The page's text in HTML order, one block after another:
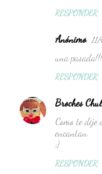
r
i
RESPONDER
Anónimo
una
RESPONDER
Broches
Como te dije
encantan.
:)
RESPONDER